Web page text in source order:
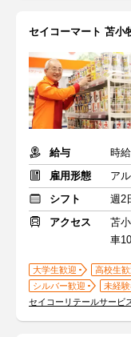
セイコーマート 苫小
給与
時
雇用形態
ア
シフト
週2
アクセス
苫
車
大学生歓迎 高校生歓
シルバー歓迎
未経
セイコーリテールサービ